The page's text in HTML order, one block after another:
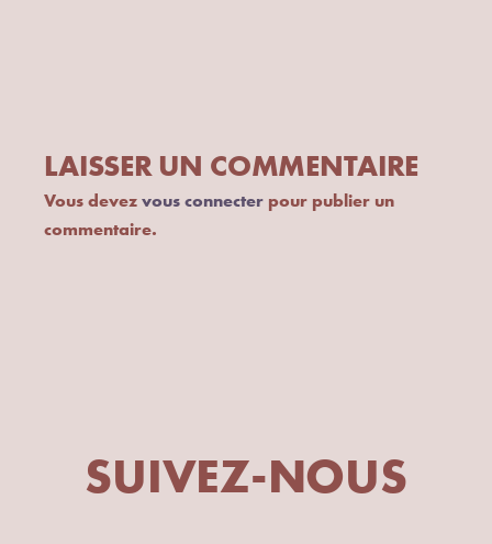
LAISSER UN COMMENTAIRE
Vous devezvous connecter pour publier un
commentaire.
SUIVEZ-NOUS